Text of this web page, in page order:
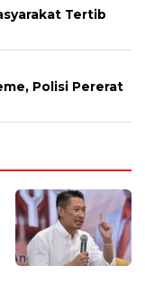
Tertib
Polisi Pererat